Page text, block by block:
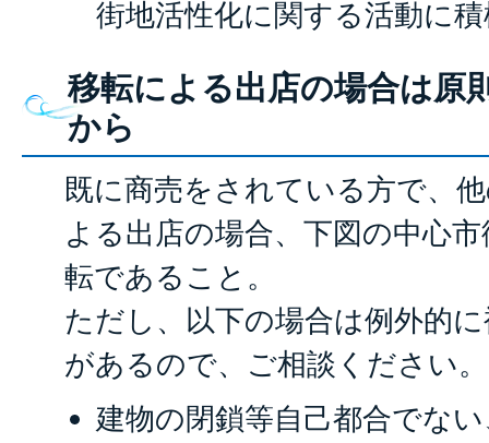
街地活性化に関する活動に
移転による出店の場合は原
から
既に商売をされている方で、
よる出店の場合、下図の中心
転であること。
ただし、以下の場合は例外的
があるので、ご相談ください。
建物の閉鎖等自己都合でな